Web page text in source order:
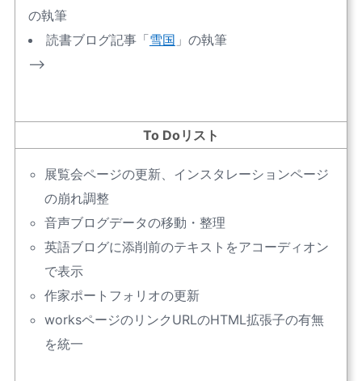
の執筆
読書ブログ記事「雪国 」の執筆
–>
To Doリスト
展覧会ページの更新、インスタレーションページ
の崩れ調整
音声ブログデータの移動・整理
英語ブログに添削前のテキストをアコーディオン
で表示
作家ポートフォリオの更新
worksページのリンクURLのHTML拡張子の有無
を統一